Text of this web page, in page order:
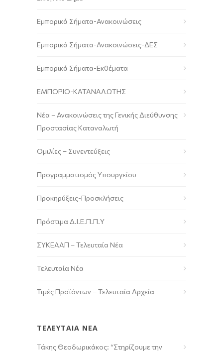
Εμπορικά Σήματα-Ανακοινώσεις
Εμπορικά Σήματα-Ανακοινώσεις-ΔΕΣ
Εμπορικά Σήματα-Εκθέματα
ΕΜΠΟΡΙΟ-ΚΑΤΑΝΑΛΩΤΗΣ
Νέα – Ανακοινώσεις της Γενικής Διεύθυνσης
Προστασίας Καταναλωτή
Ομιλίες – Συνεντεύξεις
Προγραμματισμός Υπουργείου
Προκηρύξεις-Προσκλήσεις
Πρόστιμα Δ.Ι.Ε.Π.Π.Υ
ΣΥΚΕΑΑΠ – Τελευταία Νέα
Τελευταία Νέα
Τιμές Προϊόντων – Τελευταία Αρχεία
ΤΕΛΕΥΤΑΙΑ ΝΕΑ
Τάκης Θεοδωρικάκος: “Στηρίζουμε την